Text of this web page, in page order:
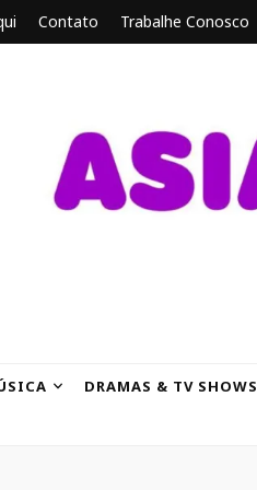
Contato Trabalhe Conosco
DRAMAS & TV SHOWS